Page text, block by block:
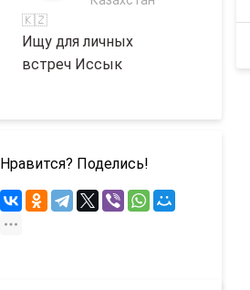
🇰🇿
Ищу для личных
встреч Иссык
Нравится? Поделись!